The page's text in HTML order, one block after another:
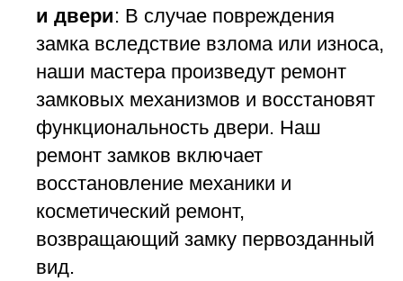
и двери: В случае повреждения
замка вследствие взлома или износа,
наши мастера произведут ремонт
замковых механизмов и восстановят
функциональность двери. Наш
ремонт замков включает
восстановление механики и
косметический ремонт,
возвращающий замку первозданный
вид.